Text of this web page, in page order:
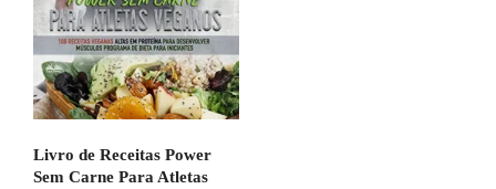
Livro de Receitas Power
Sem Carne Para Atletas